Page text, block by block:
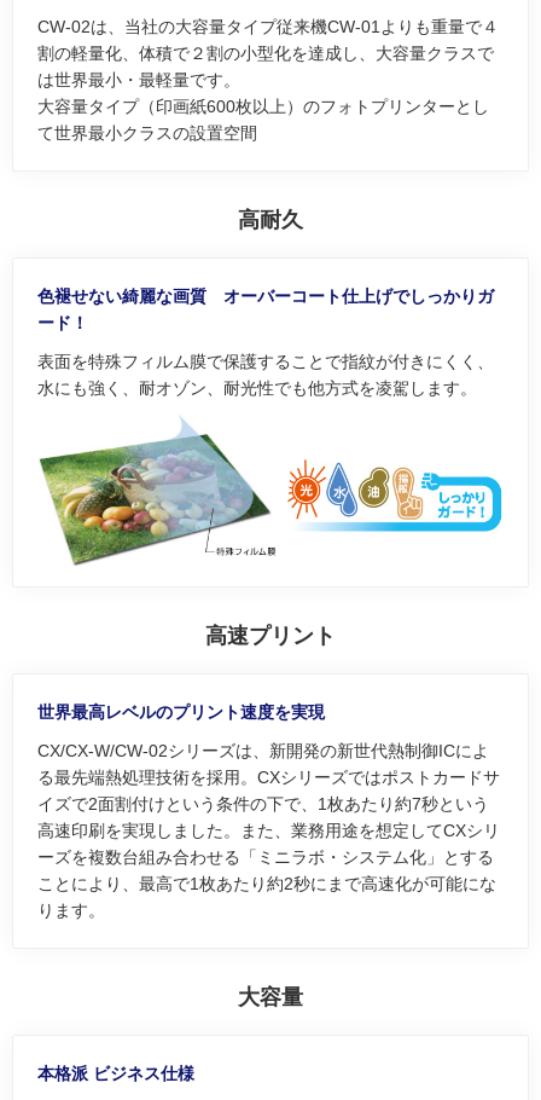
CW-02は、当社の大容量タイプ従来機CW-01よりも重量で４
割の軽量化、体積で２割の小型化を達成し、大容量クラスで
は世界最小・最軽量です。
大容量タイプ（印画紙600枚以上）のフォトプリンターとし
て世界最小クラスの設置空間
高耐久
色褪せない綺麗な画質 オーバーコート仕上げでしっかりガ
ード！
表面を特殊フィルム膜で保護することで指紋が付きにくく、
水にも強く、耐オゾン、耐光性でも他方式を凌駕します。
高速プリント
世界最高レベルのプリント速度を実現
CX/CX-W/CW-02シリーズは、新開発の新世代熱制御ICによ
る最先端熱処理技術を採用。CXシリーズではポストカードサ
イズで2面割付けという条件の下で、1枚あたり約7秒という
高速印刷を実現しました。また、業務用途を想定してCXシリ
ーズを複数台組み合わせる「ミニラボ・システム化」とする
ことにより、最高で1枚あたり約2秒にまで高速化が可能にな
ります。
大容量
本格派 ビジネス仕様